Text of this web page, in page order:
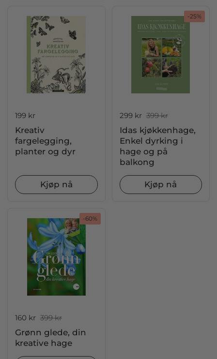
Pris:
199 kr
Kreativ
fargelegging,
planter og dyr
Kjøp nå
Salgspris:
299 kr Ordinær pris:
399 kr
Idas kjøkkenhage,
Enkel dyrking i
hage og på
balkong
Kjøp nå
-25%
Salgspris:
160 kr Ordinær pris:
399 kr
Grønn glede, din
kreative hage
-60%